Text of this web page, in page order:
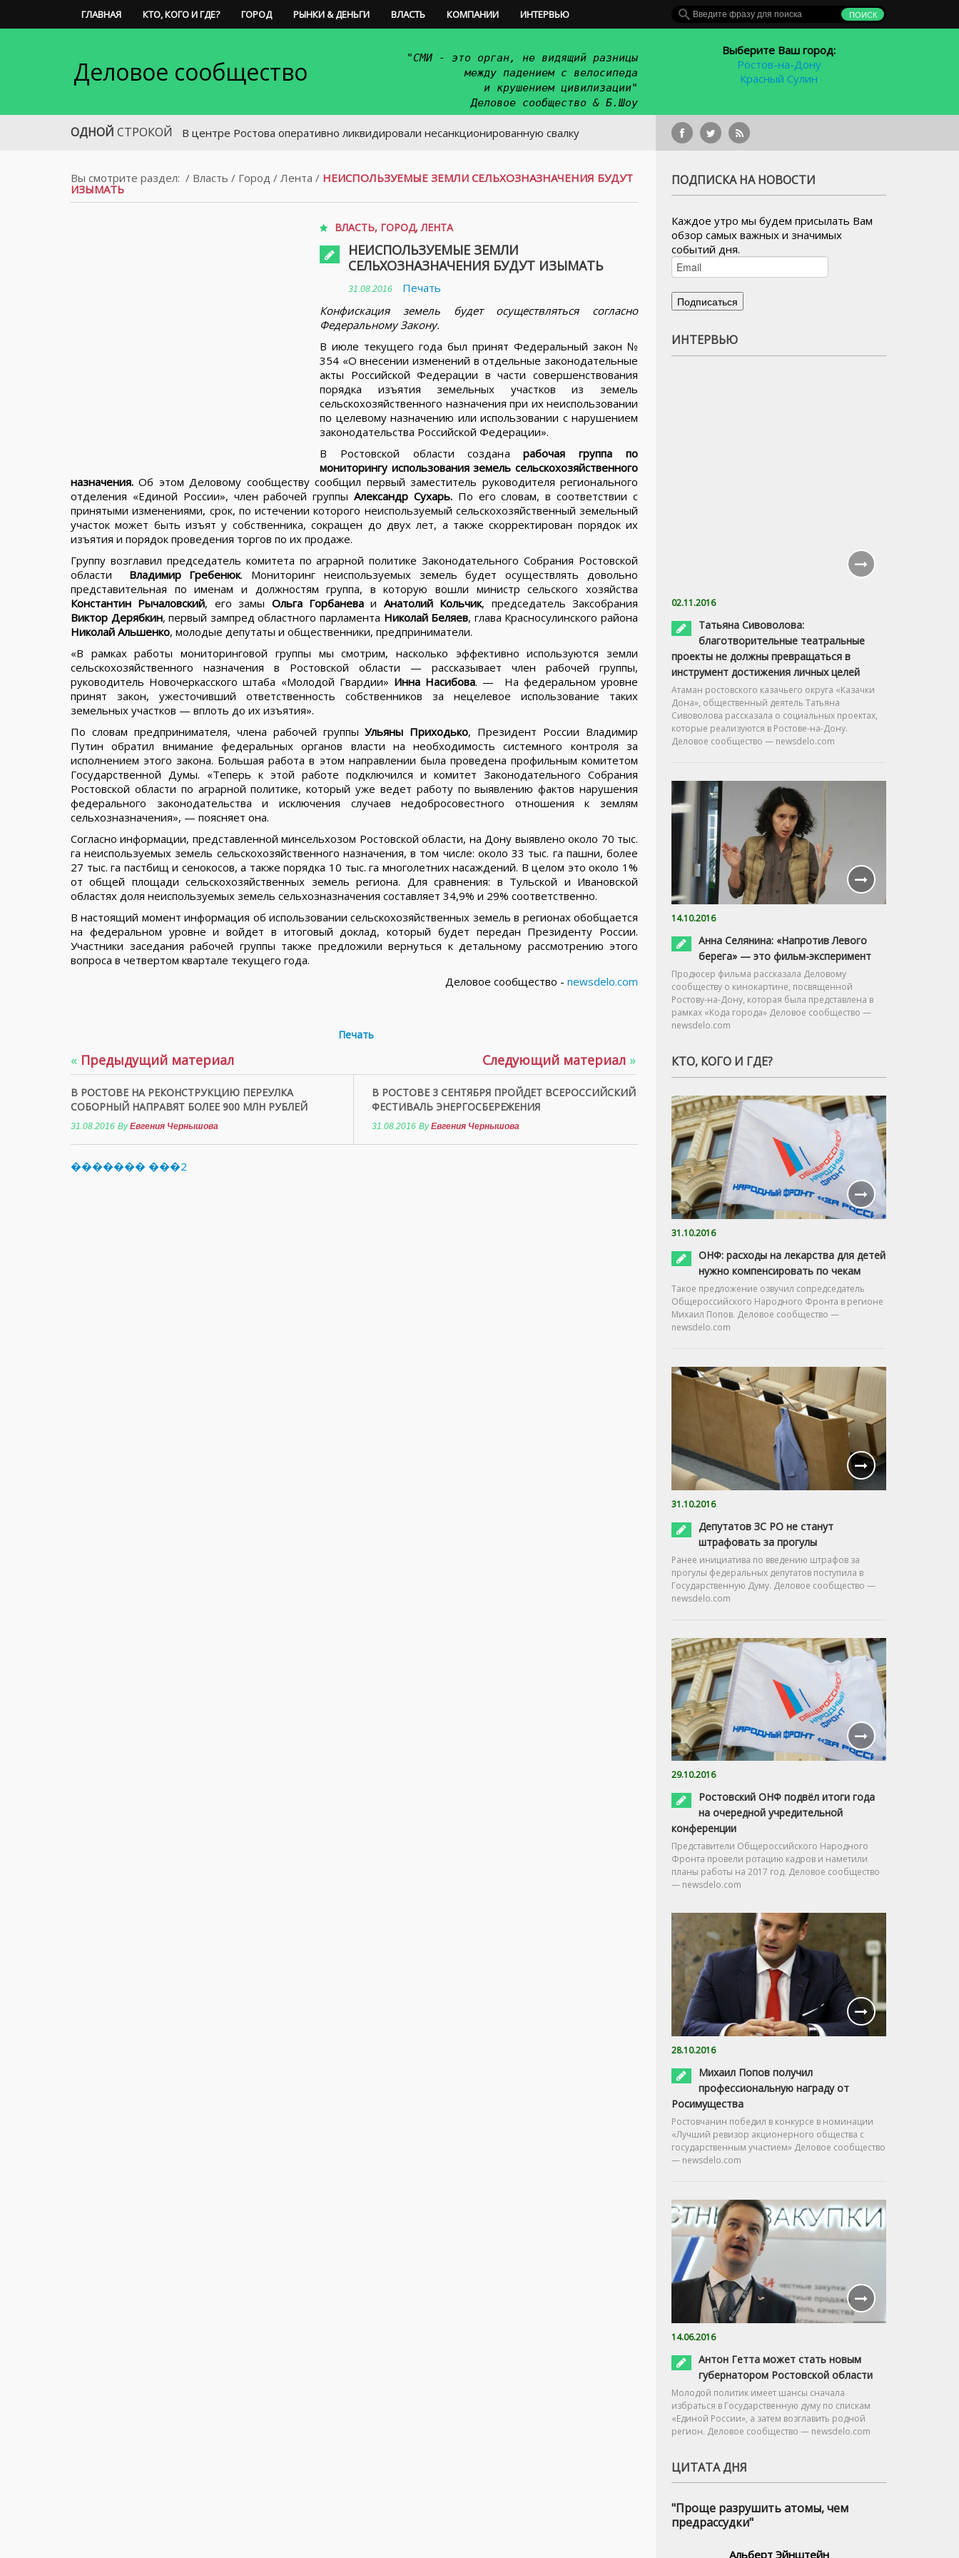
ГЛАВНАЯ КТО, КОГО И ГДЕ? ГОРОД РЫНКИ & ДЕНЬГИ ВЛАСТЬ КОМПАНИИ ИНТЕРВЬЮ
Деловое сообщество
"СМИ - это орган, не видящий разницы
между падением с велосипеда
и крушением цивилизации"
Деловое сообщество & Б.Шоу
Выберите Ваш город:
Ростов-на-Дону
Красный Сулин
ОДНОЙ СТРОКОЙ
В центре Ростова оперативно ликвидировали несанкционированную свалку
Вы смотрите раздел: / Власть / Город / Лента / НЕИСПОЛЬЗУЕМЫЕ ЗЕМЛИ СЕЛЬХОЗНАЗНАЧЕНИЯ БУДУТ
ИЗЫМАТЬ
ВЛАСТЬ, ГОРОД,ЛЕНТА
НЕИСПОЛЬЗУЕМЫЕ ЗЕМЛИ
СЕЛЬХОЗНАЗНАЧЕНИЯ БУДУТ ИЗЫМАТЬ
31.08.2016
Печать
Конфискация земель будет осуществляться согласно
Федеральному Закону.
В июле текущего года был принят Федеральный закон №
354 «О внесении изменений в отдельные законодательные
акты Российской Федерации в части совершенствования
порядка изъятия земельных участков из земель
сельскохозяйственного назначения при их неиспользовании
по целевому назначению или использовании с нарушением
законодательства Российской Федерации».
В Ростовской области созданарабочая группа по
мониторингу использования земель сельскохозяйственного
назначения. Об этом Деловому сообществу сообщил первый заместитель руководителя регионального
отделения «Единой России», член рабочей группыАлександр Сухарь.По его словам, в соответствии с
принятыми изменениями, срок, по истечении которого неиспользуемый сельскохозяйственный земельный
участок может быть изъят у собственника, сокращен до двух лет, а также скорректирован порядок их
изъятия и порядок проведения торгов по их продаже.
Группу возглавил председатель комитета по аграрной политике Законодательного Собрания Ростовской
области Владимир Гребенюк. Мониторинг неиспользуемых земель будет осуществлять довольно
представительная по именам и должностям группа, в которую вошли министр сельского хозяйства
Константин Рычаловский, его замы Ольга Горбанева и Анатолий Кольчик, председатель Заксобрания
Виктор Дерябкин, первый зампред областного парламента Николай Беляев, глава Красносулинского района
Николай Альшенко, молодые депутаты и общественники, предприниматели.
«В рамках работы мониторинговой группы мы смотрим, насколько эффективно используются земли
сельскохозяйственного назначения в Ростовской области — рассказывает член рабочей группы,
руководитель Новочеркасского штаба «Молодой Гвардии» Инна Насибова. — На федеральном уровне
принят закон, ужесточивший ответственность собственников за нецелевое использование таких
земельных участков — вплоть до их изъятия».
По словам предпринимателя, члена рабочей группыУльяны Приходько, Президент России Владимир
Путин обратил внимание федеральных органов власти на необходимость системного контроля за
исполнением этого закона. Большая работа в этом направлении была проведена профильным комитетом
Государственной Думы. «Теперь к этой работе подключился и комитет Законодательного Собрания
Ростовской области по аграрной политике, который уже ведет работу по выявлению фактов нарушения
федерального законодательства и исключения случаев недобросовестного отношения к землям
сельхозназначения», — поясняет она.
Согласно информации, представленной минсельхозом Ростовской области, на Дону выявлено около 70 тыс.
га неиспользуемых земель сельскохозяйственного назначения, в том числе: около 33 тыс. га пашни, более
27 тыс. га пастбищ и сенокосов, а также порядка 10 тыс. га многолетних насаждений. В целом это около 1%
от общей площади сельскохозяйственных земель региона. Для сравнения: в Тульской и Ивановской
областях доля неиспользуемых земель сельхозназначения составляет 34,9% и 29% соответственно.
В настоящий момент информация об использовании сельскохозяйственных земель в регионах обобщается
на федеральном уровне и войдет в итоговый доклад, который будет передан Президенту России.
Участники заседания рабочей группы также предложили вернуться к детальному рассмотрению этого
вопроса в четвертом квартале текущего года.
Деловое сообщество - newsdelo.com
Печать
« Предыдущий материал
В РОСТОВЕ НА РЕКОНСТРУКЦИЮ ПЕРЕУЛКА
СОБОРНЫЙ НАПРАВЯТ БОЛЕЕ 900 МЛН РУБЛЕЙ
31.08.2016 ByЕвгения Чернышова
Следующий материал »
В РОСТОВЕ 3 СЕНТЯБРЯ ПРОЙДЕТ ВСЕРОССИЙСКИЙ
ФЕСТИВАЛЬ ЭНЕРГОСБЕРЕЖЕНИЯ
31.08.2016 ByЕвгения Чернышова
������� ���2
ПОДПИСКА НА НОВОСТИ
Каждое утро мы будем присылать Вам
обзор самых важных и значимых
событий дня.
ИНТЕРВЬЮ
02.11.2016
Татьяна Сивоволова:
благотворительные театральные
проекты не должны превращаться в
инструмент достижения личных целей
Атаман ростовского казачьего округа «Казачки
Дона», общественный деятель Татьяна
Сивоволова рассказала о социальных проектах,
которые реализуются в Ростове-на-Дону.
Деловое сообщество — newsdelo.com
14.10.2016
Анна Селянина: «Напротив Левого
берега» — это фильм-эксперимент
Продюсер фильма рассказала Деловому
сообществу о кинокартине, посвященной
Ростову-на-Дону, которая была представлена в
рамках «Кода города» Деловое сообщество —
newsdelo.com
КТО, КОГО И ГДЕ?
31.10.2016
ОНФ: расходы на лекарства для детей
нужно компенсировать по чекам
Такое предложение озвучил сопредседатель
Общероссийского Народного Фронта в регионе
Михаил Попов. Деловое сообщество —
newsdelo.com
31.10.2016
Депутатов ЗС РО не станут
штрафовать за прогулы
Ранее инициатива по введению штрафов за
прогулы федеральных депутатов поступила в
Государственную Думу. Деловое сообщество —
newsdelo.com
29.10.2016
Ростовский ОНФ подвёл итоги года
на очередной учредительной
конференции
Представители Общероссийского Народного
Фронта провели ротацию кадров и наметили
планы работы на 2017 год. Деловое сообщество
— newsdelo.com
28.10.2016
Михаил Попов получил
профессиональную награду от
Росимущества
Ростовчанин победил в конкурсе в номинации
«Лучший ревизор акционерного общества с
государственным участием» Деловое сообщество
— newsdelo.com
14.06.2016
Антон Гетта может стать новым
губернатором Ростовской области
Молодой политик имеет шансы сначала
избраться в Государственную думу по спискам
«Единой России», а затем возглавить родной
регион. Деловое сообщество — newsdelo.com
ЦИТАТА ДНЯ
"Проще разрушить атомы, чем
предрассудки"
Альберт Эйнштейн